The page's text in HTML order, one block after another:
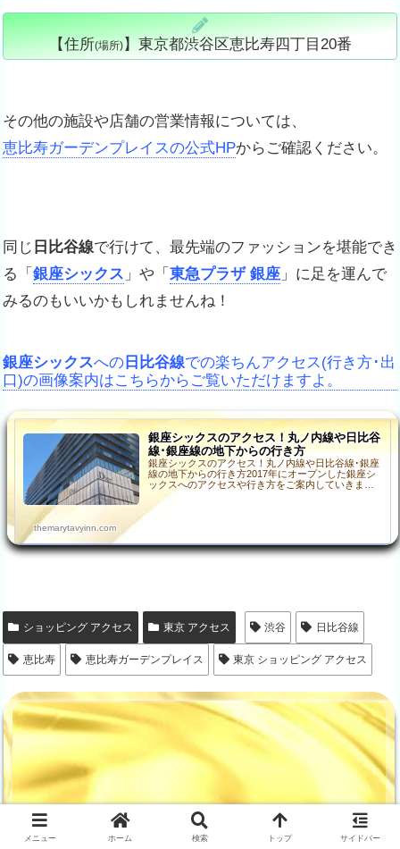
【住所(場所)】東京都渋谷区恵比寿四丁目20番
その他の施設や店舗の営業情報については、
恵比寿ガーデンプレイスの公式HPからご確認ください。
同じ 日比谷線で行けて、最先端のファッションを堪能でき
る「 銀座シックス 」や「 東急プラザ 銀座 」に足を運んで
みるのもいいかもしれませんね！
銀座シックスへの 日比谷線での楽ちんアクセス(行き方･出
口)の画像案内はこちらからご覧いただけますよ。
銀座シックスのアクセス！丸ノ内線や日比谷
線･銀座線の地下からの行き方
銀座シックスのアクセス！丸ノ内線や日比谷線･銀座
線の地下からの行き方2017年にオープンした銀座シ
ックスへのアクセスや行き方をご案内していきまし
ょう。銀座シックスには、JRの「有楽町」「新橋」
に加えて…
themarytavyinn.com
ショッピング アクセス 東京 アクセス 渋谷 日比谷線
恵比寿 恵比寿ガーデンプレイス 東京 ショッピング アクセス
メニュー ホーム 検索 トップ サイドバー